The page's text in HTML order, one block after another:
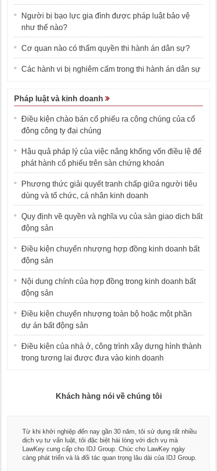
Người bị bạo lực gia đình được pháp luật bảo vệ
như thế nào?
Cơ quan nào có thẩm quyền thi hành án dân sự?
Các hành vi bị nghiêm cấm trong thi hành án dân sự
Pháp luật và kinh doanh
Điều kiện chào bán cổ phiếu ra công chúng của cổ
đông công ty đại chúng
Hậu quả pháp lý của việc nâng khống vốn điều lệ để
phát hành cổ phiếu trên sàn chứng khoán
Phương thức giải quyết tranh chấp giữa người tiêu
dùng và tổ chức, cá nhân kinh doanh
Quy định về quyền và nghĩa vụ của sàn giao dịch bất
động sản
Điều kiện chuyển nhượng hợp đồng kinh doanh bất
động sản
Nội dung chính của hợp đồng trong kinh doanh bất
động sản
Điều kiện chuyển nhượng toàn bộ hoặc một phần
dự án bất động sản
Điều kiện của nhà ở, công trình xây dựng hình thành
trong tương lai được đưa vào kinh doanh
Khách hàng nói về chúng tôi
Thay mặt Công ty Dương Cafe, tôi xin chân thành cảm ơn đội
ngũ luật sư, kế toán của LawKey. Thực sự yên tâm khi sử
dụng dịch vụ tư vấn pháp luật và kế toán thuế bên các bạn.
Chúc các bạn phát triển hơn, phục vụ tốt hơn cho cộng đồng